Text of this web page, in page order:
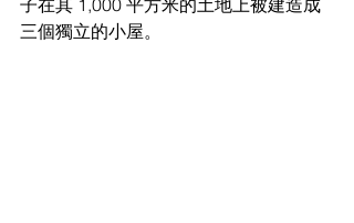
子在其 1,000 平方米的土地上被建造成
三個獨立的小屋。